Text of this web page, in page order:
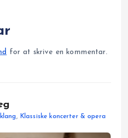
for at skrive en kommentar.
, Klassiske koncerter & opera